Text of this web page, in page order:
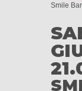
Smile